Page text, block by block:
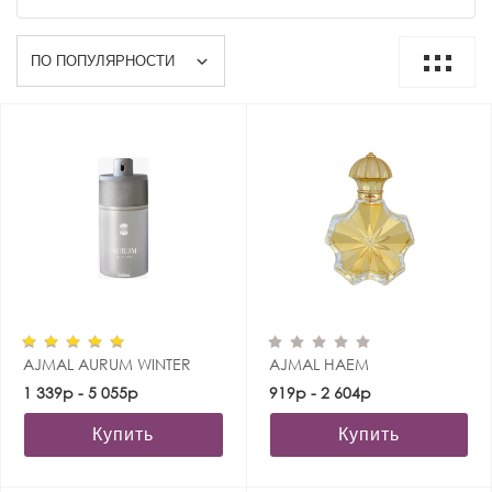
AJMAL AURUM WINTER
1 339р - 5 055р
Купить
AJMAL HAEM
919р - 2 604р
Купить